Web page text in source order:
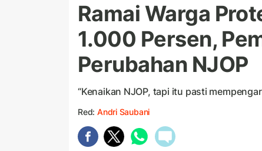
Ramai Warga
1.000 Persen,
Perubahan NJOP
“Kenaikan NJOP, tapi itu pasti
Red: Andri Saubani